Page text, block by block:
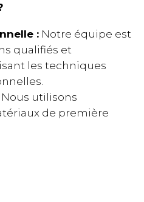
: Notre équipe est
qualifiés et
les techniques
Nous utilisons
de première